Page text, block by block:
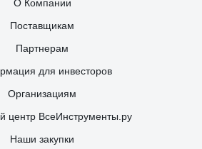
О Компании
Поставщикам
Партнерам
для инвесторов
Организациям
центр ВсеИнструменты.ру
Наши закупки